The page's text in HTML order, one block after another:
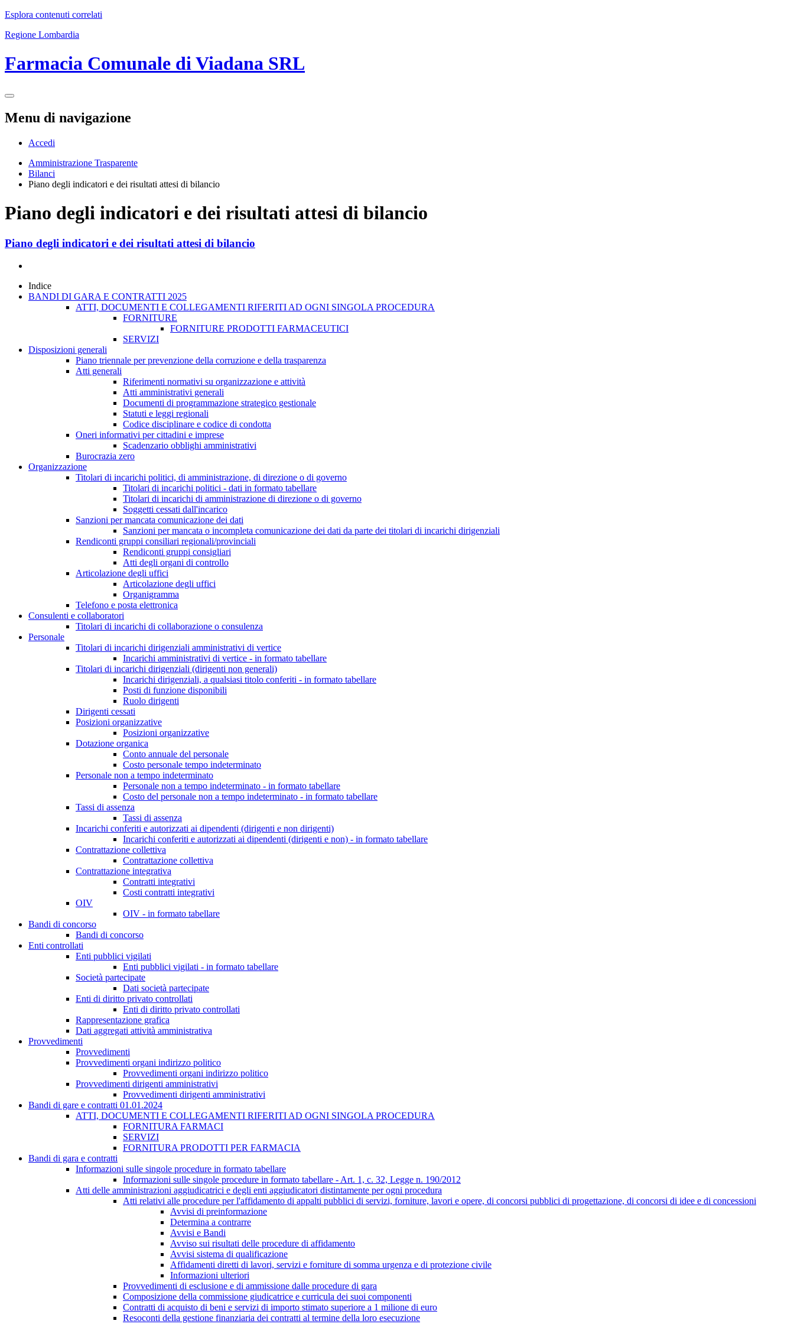
Esplora contenuti correlati
Regione Lombardia
Farmacia Comunale di Viadana SRL
Menu di navigazione
Accedi
Amministrazione Trasparente
Bilanci
Piano degli indicatori e dei risultati attesi di bilancio
Piano degli indicatori e dei risultati attesi di bilancio
Piano degli indicatori e dei risultati attesi di bilancio
Indice
BANDI DI GARA E CONTRATTI 2025
ATTI, DOCUMENTI E COLLEGAMENTI RIFERITI AD OGNI SINGOLA PROCEDURA
FORNITURE
FORNITURE PRODOTTI FARMACEUTICI
SERVIZI
Disposizioni generali
Piano triennale per prevenzione della corruzione e della trasparenza
Atti generali
Riferimenti normativi su organizzazione e attività
Atti amministrativi generali
Documenti di programmazione strategico gestionale
Statuti e leggi regionali
Codice disciplinare e codice di condotta
Oneri informativi per cittadini e imprese
Scadenzario obblighi amministrativi
Burocrazia zero
Organizzazione
Titolari di incarichi politici, di amministrazione, di direzione o di governo
Titolari di incarichi politici - dati in formato tabellare
Titolari di incarichi di amministrazione di direzione o di governo
Soggetti cessati dall'incarico
Sanzioni per mancata comunicazione dei dati
Sanzioni per mancata o incompleta comunicazione dei dati da parte dei titolari di incarichi dirigenziali
Rendiconti gruppi consiliari regionali/provinciali
Rendiconti gruppi consigliari
Atti degli organi di controllo
Articolazione degli uffici
Articolazione degli uffici
Organigramma
Telefono e posta elettronica
Consulenti e collaboratori
Titolari di incarichi di collaborazione o consulenza
Personale
Titolari di incarichi dirigenziali amministrativi di vertice
Incarichi amministrativi di vertice - in formato tabellare
Titolari di incarichi dirigenziali (dirigenti non generali)
Incarichi dirigenziali, a qualsiasi titolo conferiti - in formato tabellare
Posti di funzione disponibili
Ruolo dirigenti
Dirigenti cessati
Posizioni organizzative
Posizioni organizzative
Dotazione organica
Conto annuale del personale
Costo personale tempo indeterminato
Personale non a tempo indeterminato
Personale non a tempo indeterminato - in formato tabellare
Costo del personale non a tempo indeterminato - in formato tabellare
Tassi di assenza
Tassi di assenza
Incarichi conferiti e autorizzati ai dipendenti (dirigenti e non dirigenti)
Incarichi conferiti e autorizzati ai dipendenti (dirigenti e non) - in formato tabellare
Contrattazione collettiva
Contrattazione collettiva
Contrattazione integrativa
Contratti integrativi
Costi contratti integrativi
OIV
OIV - in formato tabellare
Bandi di concorso
Bandi di concorso
Enti controllati
Enti pubblici vigilati
Enti pubblici vigilati - in formato tabellare
Società partecipate
Dati società partecipate
Enti di diritto privato controllati
Enti di diritto privato controllati
Rappresentazione grafica
Dati aggregati attività amministrativa
Provvedimenti
Provvedimenti
Provvedimenti organi indirizzo politico
Provvedimenti organi indirizzo politico
Provvedimenti dirigenti amministrativi
Provvedimenti dirigenti amministrativi
Bandi di gare e contratti 01.01.2024
ATTI, DOCUMENTI E COLLEGAMENTI RIFERITI AD OGNI SINGOLA PROCEDURA
FORNITURA FARMACI
SERVIZI
FORNITURA PRODOTTI PER FARMACIA
Bandi di gara e contratti
Informazioni sulle singole procedure in formato tabellare
Informazioni sulle singole procedure in formato tabellare - Art. 1, c. 32, Legge n. 190/2012
Atti delle amministrazioni aggiudicatrici e degli enti aggiudicatori distintamente per ogni procedura
Atti relativi alle procedure per l'affidamento di appalti pubblici di servizi, forniture, lavori e opere, di concorsi pubblici di progettazione, di concorsi di idee e di concessioni
Avvisi di preinformazione
Determina a contrarre
Avvisi e Bandi
Avviso sui risultati delle procedure di affidamento
Avvisi sistema di qualificazione
Affidamenti diretti di lavori, servizi e forniture di somma urgenza e di protezione civile
Informazioni ulteriori
Provvedimenti di esclusione e di ammissione dalle procedure di gara
Composizione della commissione giudicatrice e curricula dei suoi componenti
Contratti di acquisto di beni e servizi di importo stimato superiore a 1 milione di euro
Resoconti della gestione finanziaria dei contratti al termine della loro esecuzione